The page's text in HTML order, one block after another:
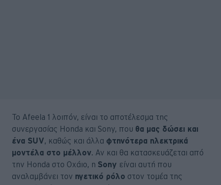
Το Afeela 1 λοιπόν, είναι το αποτέλεσμα της
συνεργασίας Honda και Sony, που θα μας δώσει και
ένα SUV , καθώς και άλλα φτηνότερα ηλεκτρικά
μοντέλα στο μέλλον . Αν και θα κατασκευάζεται από
την Honda στο Οχάιο, η Sony είναι αυτή που
αναλαμβάνει τον ηγετικό ρόλο στον τομέα της